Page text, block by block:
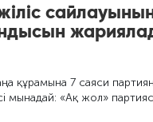
сайлауының
құрамына 7 саяси
мынадай: «Ақ жол»